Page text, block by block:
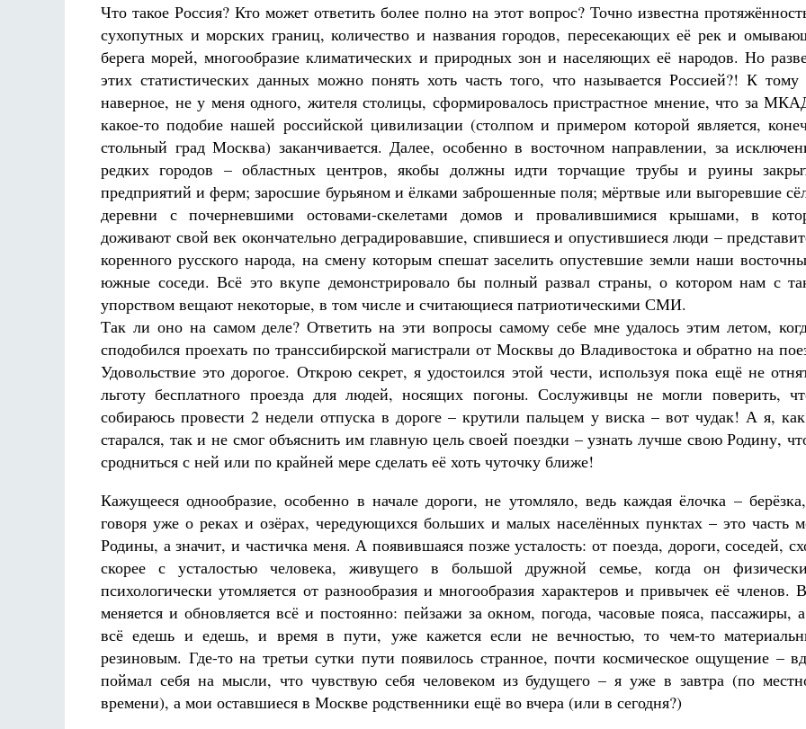
Что такое Россия? Кто может ответить более полно на этот вопрос? Точно известна
сухопутных и морских границ, количество и названия городов, пересекающих её рек и
берега морей, многообразие климатических и природных зон и населяющих её народов. Но
этих статистических данных можно понять хоть часть того, что называется Россией?! К
наверное, не у меня одного, жителя столицы, сформировалось пристрастное мнение, что за
какое-то подобие нашей российской цивилизации (столпом и примером которой является,
стольный град Москва) заканчивается. Далее, особенно в восточном направлении, за
редких городов – областных центров, якобы должны идти торчащие трубы и руины
предприятий и ферм; заросшие бурьяном и ёлками заброшенные поля; мёртвые или выгоревшие
деревни с почерневшими остовами-скелетами домов и провалившимися крышами, в
доживают свой век окончательно деградировавшие, спившиеся и опустившиеся люди –
коренного русского народа, на смену которым спешат заселить опустевшие земли наши
южные соседи. Всё это вкупе демонстрировало бы полный развал страны, о котором нам с
упорством вещают некоторые, в том числе и считающиеся патриотическими СМИ.
Так ли оно на самом деле? Ответить на эти вопросы самому себе мне удалось этим летом,
сподобился проехать по транссибирской магистрали от Москвы до Владивостока и обратно на
Удовольствие это дорогое. Открою секрет, я удостоился этой чести, используя пока ещё не
льготу бесплатного проезда для людей, носящих погоны. Сослуживцы не могли поверить,
собираюсь провести 2 недели отпуска в дороге – крутили пальцем у виска – вот чудак! А я,
старался, так и не смог объяснить им главную цель своей поездки – узнать лучше свою Родину,
сродниться с ней или по крайней мере сделать её хоть чуточку ближе!
Кажущееся однообразие, особенно в начале дороги, не утомляло, ведь каждая ёлочка –
говоря уже о реках и озёрах, чередующихся больших и малых населённых пунктах – это часть
Родины, а значит, и частичка меня. А появившаяся позже усталость: от поезда, дороги, соседей,
скорее с усталостью человека, живущего в большой дружной семье, когда он
психологически утомляется от разнообразия и многообразия характеров и привычек её членов.
меняется и обновляется всё и постоянно: пейзажи за окном, погода, часовые пояса, пассажиры,
всё едешь и едешь, и время в пути, уже кажется если не вечностью, то чем-то
резиновым. Где-то на третьи сутки пути появилось странное, почти космическое ощущение –
поймал себя на мысли, что чувствую себя человеком из будущего – я уже в завтра (по
времени), а мои оставшиеся в Москве родственники ещё во вчера (или в сегодня?)
Как найти своё место в жизни
Кирилл Мурышев
Великомученик Георгий Победоносец. Научись у
Роман Котов Чего ждет от нас Бог.